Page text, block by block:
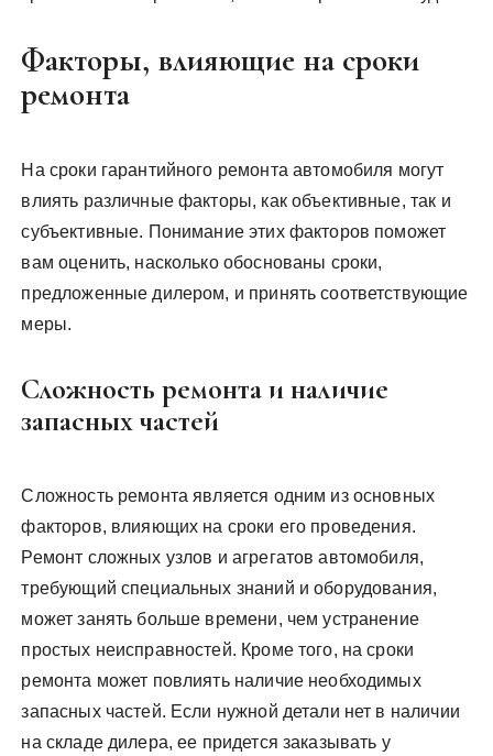
Факторы, влияющие на сроки
ремонта
На сроки гарантийного ремонта автомобиля могут
влиять различные факторы, как объективные, так и
субъективные. Понимание этих факторов поможет
вам оценить, насколько обоснованы сроки,
предложенные дилером, и принять соответствующие
меры.
Сложность ремонта и наличие
запасных частей
Сложность ремонта является одним из основных
факторов, влияющих на сроки его проведения.
Ремонт сложных узлов и агрегатов автомобиля,
требующий специальных знаний и оборудования,
может занять больше времени, чем устранение
простых неисправностей. Кроме того, на сроки
ремонта может повлиять наличие необходимых
запасных частей. Если нужной детали нет в наличии
на складе дилера, ее придется заказывать у